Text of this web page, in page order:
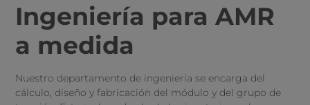
Ingeniería para AMR
a medida
Nuestro departamento de ingeniería se encarga del
cálculo, diseño y fabricación del módulo y del grupo de